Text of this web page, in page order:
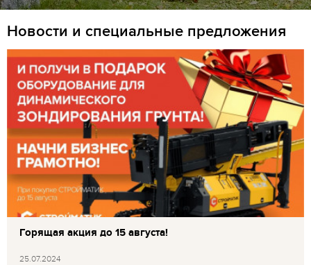
Новости и специальные предложения
Горящая акция до 15 августа!
25.07.2024